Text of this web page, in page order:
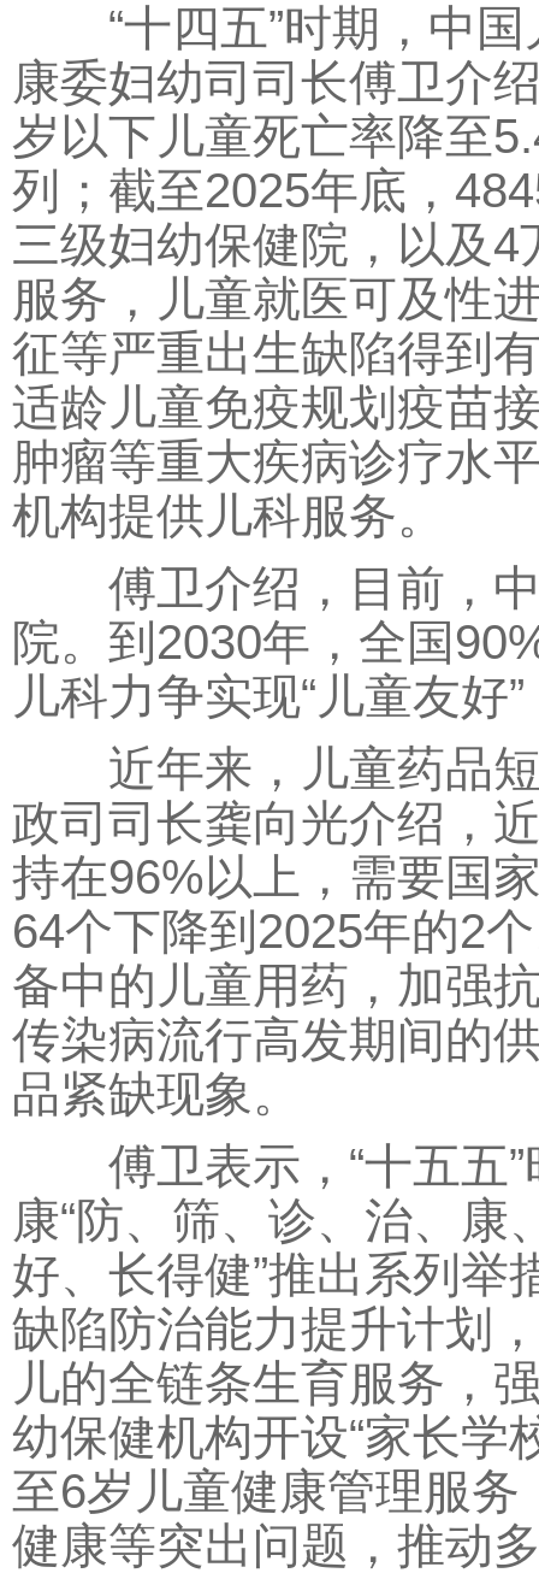
“十四五”时期，中国
康委妇幼司司长傅卫介
岁以下儿童死亡率降至
列；截至2025年底，
三级妇幼保健院，以及
服务，儿童就医可及性
征等严重出生缺陷得到
适龄儿童免疫规划疫苗
肿瘤等重大疾病诊疗水
机构提供儿科服务。
傅卫介绍，目前，中
院。到2030年，全国
儿科力争实现“儿童友
近年来，儿童药品短
政司司长龚向光介绍，
持在96%以上，需要国
64个下降到2025年的2
备中的儿童用药，加强
传染病流行高发期间的
品紧缺现象。
傅卫表示，“十五五”
康“防、筛、诊、治、康
好、长得健”推出系列举
缺陷防治能力提升计划
儿的全链条生育服务，
幼保健机构开设“家长学
至6岁儿童健康管理服
健康等突出问题，推动